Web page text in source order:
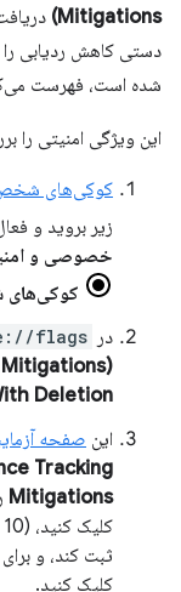
Mitigations)
دستی کاهش ردیابی
شده است، فهرست
این ویژگی امنیتی را
کوکی‌های شخص
زیر بروید و
خصوصی و
کوکی‌های
در flags
(Bounce Tracking Mitigations)
Deletion
این صفحه
Tracking
Mitigations
ثبت کند، و
کلیک کنید.